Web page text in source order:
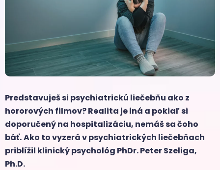
Predstavuješ si psychiatrickú liečebňu ako z
hororových filmov? Realita je iná a pokiaľ si
doporučený na hospitalizáciu, nemáš sa čoho
báť.Ako to vyzerá v psychiatrických liečebňach
priblížil klinický psychológ PhDr. Peter Szeliga,
Ph.D.